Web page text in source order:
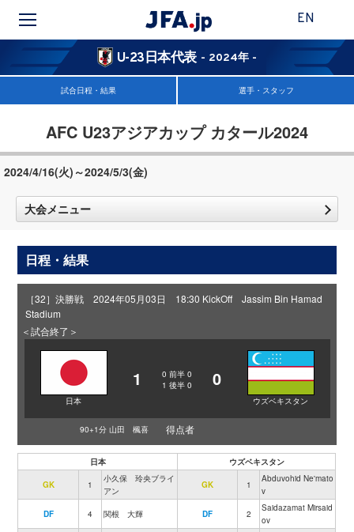
EN
U-23日本代表 - 2024年 -
試合日程・結果 選手・スタッフ
AFC U23アジアカップ カタール2024
2024/4/16(火)～2024/5/3(金)
大会メニュー
日程・結果
［32］決勝戦 2024年05月03日 18:30 KickOff Jassim Bin Hamad
Stadium
＜試合終了＞
日本
1 0 前半 0
1 後半 0 0
ウズベキスタン
90+1分 山田 楓喜 得点者
日本 ウズベキスタン
GK 1
小久保 玲央ブライ
アン
GK 1
Abduvohid Ne'mato
v
DF 4 関根 大輝 DF 2
Saidazamat Mirsaid
ov